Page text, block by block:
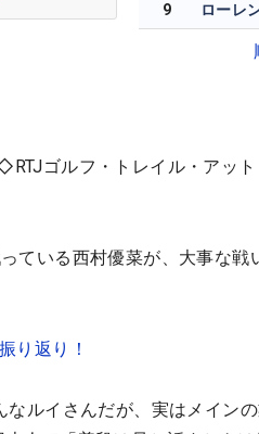
9 ローレ
ゴルフ・トレイル・アット
ている西村優菜が、大事な戦
り返り！
ルイさんだが、実はメイン